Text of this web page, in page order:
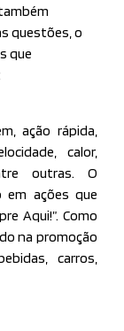
questões, o
que
ação rápida,
calor,
outras. O
em ações que
Aqui!”. Como
na promoção
carros,